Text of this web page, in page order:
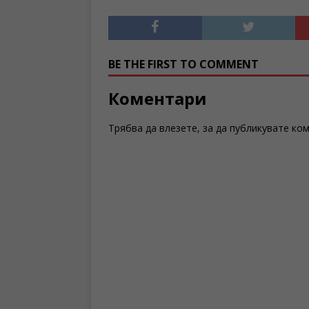
BE THE FIRST TO COMMENT
Коментари
Трябва да влезете, за да публикувате